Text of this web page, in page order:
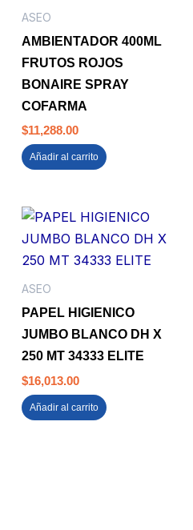
ASEO
AMBIENTADOR 400ML
FRUTOS ROJOS
BONAIRE SPRAY
COFARMA
$11,288.00
Añadir al carrito
ASEO
PAPEL HIGIENICO
JUMBO BLANCO DH X
250 MT 34333 ELITE
$16,013.00
Añadir al carrito